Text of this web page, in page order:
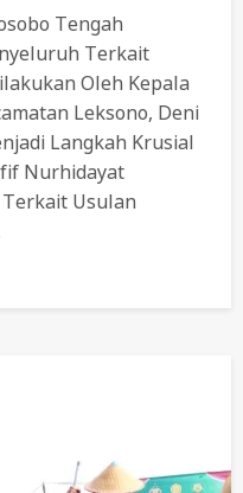
Tengah
Terkait
Oleh Kepala
Leksono, Deni
Langkah Krusial
Nurhidayat
Usulan